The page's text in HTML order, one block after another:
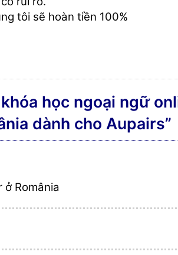
tôi sẽ hoàn tiền 100%
học ngoại ngữ
dành cho Aupairs”
ở România